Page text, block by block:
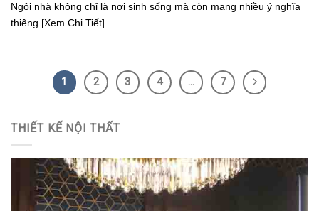
Ngôi nhà không chỉ là nơi sinh sống mà còn mang nhiều ý nghĩa
thiêng [Xem Chi Tiết]
1 2 3 4 … 7
THIẾT KẾ NỘI THẤT